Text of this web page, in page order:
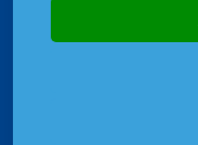
Thema der Woche